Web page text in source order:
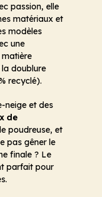
passion, elle
matériaux et
modèles
une
matière
doublure
recyclé).
neige et des
de
poudreuse, et
pas gêner le
finale ? Le
parfait pour